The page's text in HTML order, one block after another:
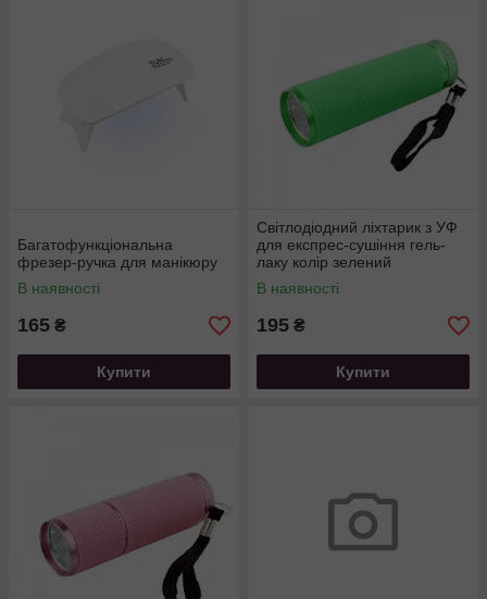
Багатофункціональна
фрезер-ручка для манікюру
В наявності
165 ₴
Купити
Світлодіодний ліхтарик з УФ
для експрес-сушіння гель-
лаку колір зелений
В наявності
195 ₴
Купити